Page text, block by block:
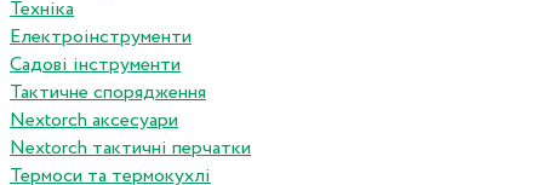
Техніка
Електроінструменти
Садові інструменти
Тактичне спорядження
Nextorch аксесуари
Nextorch тактичні перчатки
Термоси та термокухлі